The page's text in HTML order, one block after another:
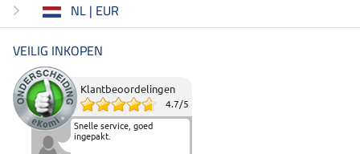
NL | EUR
VEILIG INKOPEN
Klantbeoordelingen
4.7/5
Snelle service, goed
ingepakt.